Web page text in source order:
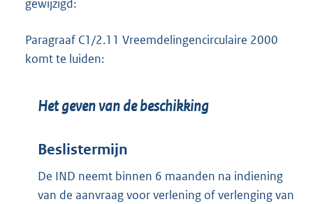
gewijzigd:
Paragraaf C1/2.11 Vreemdelingencirculaire 2000
komt te luiden:
Het geven van de beschikking
Beslistermijn
De IND neemt binnen 6 maanden na indiening
van de aanvraag voor verlening of verlenging van